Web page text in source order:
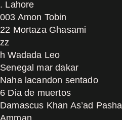
. Lahore
003 Amon Tobin
22 Mortaza Ghasami
zz
h Wadada Leo
Senegal mar dakar
Naha lacandon sentado
6 Dia de muertos
Damascus Khan As’ad Pasha
Amman